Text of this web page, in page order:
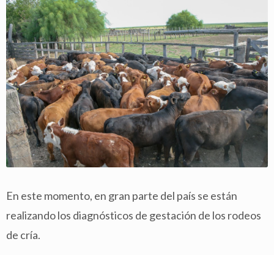
En este momento, en gran parte del país se están
realizando los diagnósticos de gestación de los rodeos
de cría.